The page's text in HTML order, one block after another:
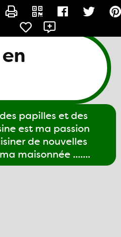
papilles et des
est ma passion
de nouvelles
maisonnée .......
GIGI61